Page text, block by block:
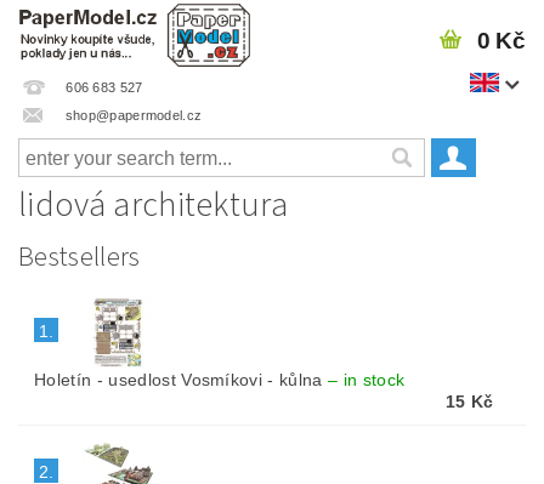
606 683 527
shop@papermodel.cz
0 Kč
lidová architektura
Bestsellers
1.
Holetín - usedlost Vosmíkovi - kůlna – in stock
15 Kč
2.